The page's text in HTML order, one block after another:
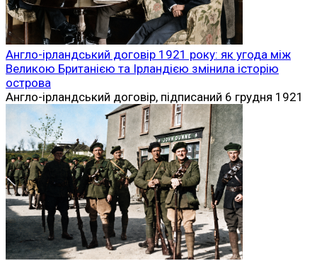
Англо-ірландський договір 1921 року: як угода між
Великою Британією та Ірландією змінила історію
острова
Англо-ірландський договір, підписаний 6 грудня 1921